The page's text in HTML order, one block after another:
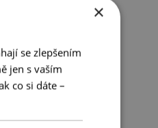
×
se zlepšením
jen s vaším
co si dáte –